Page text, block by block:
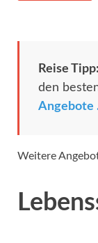
Reise Tipp:
den
Angebote
Weitere